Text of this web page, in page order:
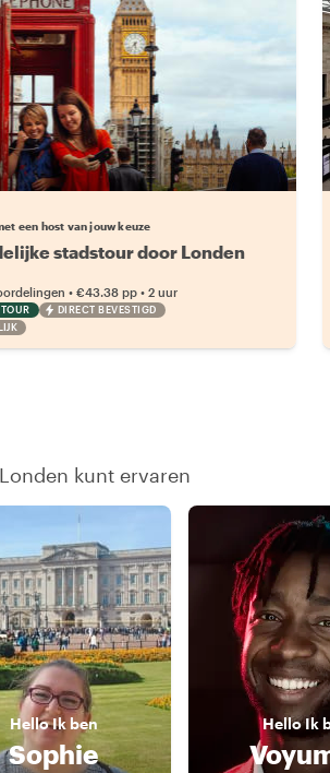
jouw favoriete local
een host van jouw keuze
stadstour door Londen
•€43.38 pp •2 uur
DIRECT BEVESTIGD
kunt ervaren
HelloIk ben
Sophie
HelloIk